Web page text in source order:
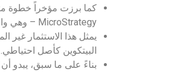
كما برزت مؤخراً خطوة
MicroStrategy – وهي واحدة من أكبر الشركات العالمية من حيث ملكية البيتكوين.
يمثل هذا الاستثمار
البيتكوين كأصل احتياطي.
بناءً على ما سبق، يبدو